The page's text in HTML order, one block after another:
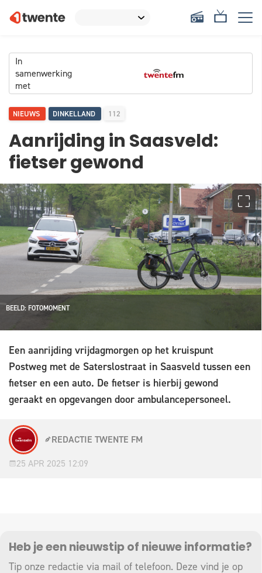
In
samenwerking
met
NIEUWS DINKELLAND 112
Aanrijding in Saasveld:
fietser gewond
BEELD: FOTOMOMENT
Een aanrijding vrijdagmorgen op het kruispunt
Postweg met de Saterslostraat in Saasveld tussen een
fietser en een auto. De fietser is hierbij gewond
geraakt en opgevangen door ambulancepersoneel.
REDACTIE TWENTE FM
25 APR 2025 12:09
Heb je een nieuwstip of nieuwe informatie?
Tip onze redactie via mail of telefoon. Deze vind je op